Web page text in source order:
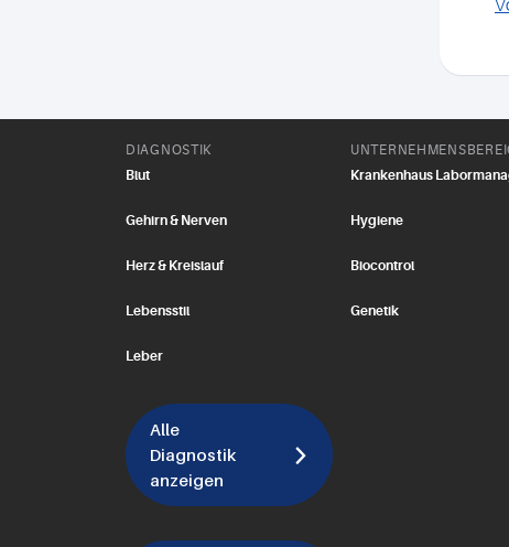
DIAGNOSTIK
Blut
Gehirn & Nerven
Herz & Kreislauf
Lebensstil
Leber
Alle
Diagnostik
anzeigen
Krankenhaus
Hygiene
Biocontrol
Genetik